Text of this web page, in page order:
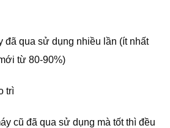
đã qua sử dụng nhiều lần (ít nhất
từ 80-90%)
trì
cũ đã qua sử dụng mà tốt thì đều